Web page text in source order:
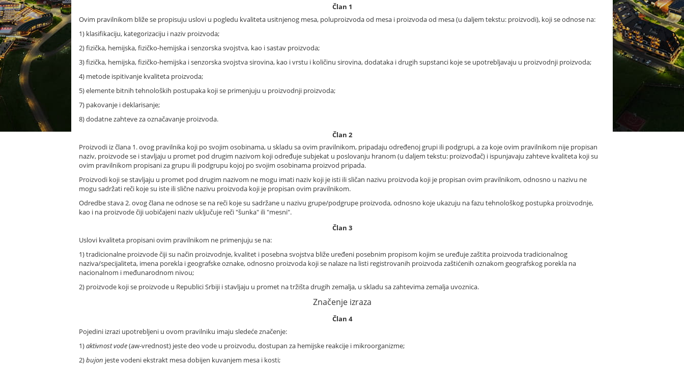
Član 1
Ovim pravilnikom bliže se propisuju uslovi u pogledu kvaliteta usitnjenog mesa, poluproizvoda od mesa i proizvoda od mesa (u daljem tekstu: proizvodi), koji se odnose na:
1) klasifikaciju, kategorizaciju i naziv proizvoda;
2) fizička, hemijska, fizičko-hemijska i senzorska svojstva, kao i sastav proizvoda;
3) fizička, hemijska, fizičko-hemijska i senzorska svojstva sirovina, kao i vrstu i količinu sirovina, dodataka i drugih supstanci koje se upotrebljavaju u proizvodnji proizvoda;
4) metode ispitivanje kvaliteta proizvoda;
5) elemente bitnih tehnoloških postupaka koji se primenjuju u proizvodnji proizvoda;
7) pakovanje i deklarisanje;
8) dodatne zahteve za označavanje proizvoda.
Član 2
Proizvodi iz člana 1. ovog pravilnika koji po svojim osobinama, u skladu sa ovim pravilnikom, pripadaju određenoj grupi ili podgrupi, a za koje ovim pravilnikom nije propisan
naziv, proizvode se i stavljaju u promet pod drugim nazivom koji određuje subjekat u poslovanju hranom (u daljem tekstu: proizvođač) i ispunjavaju zahteve kvaliteta koji su
ovim pravilnikom propisani za grupu ili podgrupu kojoj po svojim osobinama proizvod pripada.
Proizvodi koji se stavljaju u promet pod drugim nazivom ne mogu imati naziv koji je isti ili sličan nazivu proizvoda koji je propisan ovim pravilnikom, odnosno u nazivu ne
mogu sadržati reči koje su iste ili slične nazivu proizvoda koji je propisan ovim pravilnikom.
Odredbe stava 2. ovog člana ne odnose se na reči koje su sadržane u nazivu grupe/podgrupe proizvoda, odnosno koje ukazuju na fazu tehnološkog postupka proizvodnje,
kao i na proizvode čiji uobičajeni naziv uključuje reči "šunka" ili "mesni".
Član 3
Uslovi kvaliteta propisani ovim pravilnikom ne primenjuju se na:
1) tradicionalne proizvode čiji su način proizvodnje, kvalitet i posebna svojstva bliže uređeni posebnim propisom kojim se uređuje zaštita proizvoda tradicionalnog
naziva/specijaliteta, imena porekla i geografske oznake, odnosno proizvoda koji se nalaze na listi registrovanih proizvoda zaštićenih oznakom geografskog porekla na
nacionalnom i međunarodnom nivou;
2) proizvode koji se proizvode u Republici Srbiji i stavljaju u promet na tržišta drugih zemalja, u skladu sa zahtevima zemalja uvoznica.
Značenje izraza
Član 4
Pojedini izrazi upotrebljeni u ovom pravilniku imaju sledeće značenje:
1)aktivnost vode(aw-vrednost) jeste deo vode u proizvodu, dostupan za hemijske reakcije i mikroorganizme;
2)bujon jeste vodeni ekstrakt mesa dobijen kuvanjem mesa i kosti;